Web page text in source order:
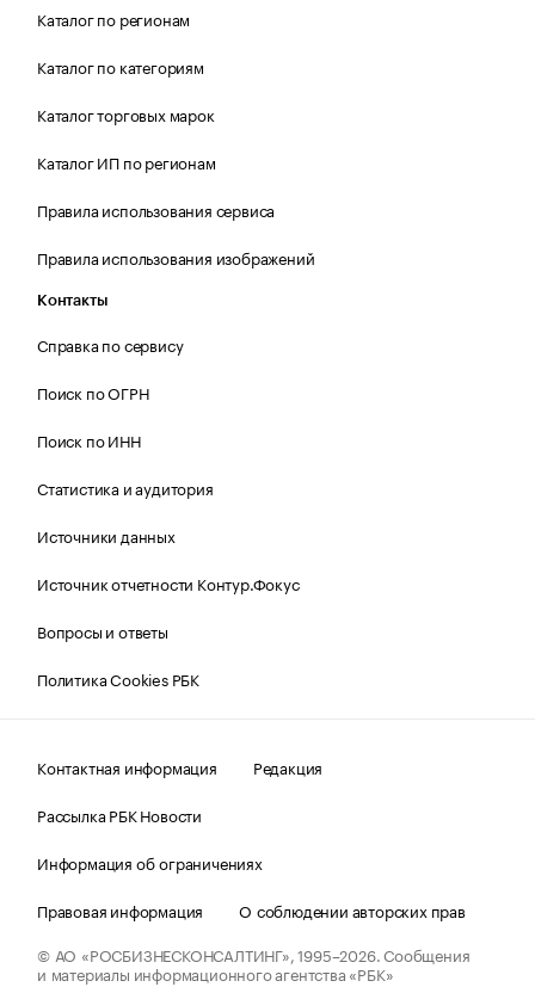
Каталог по регионам
Каталог по категориям
Каталог торговых марок
Каталог ИП по регионам
Правила использования сервиса
Правила использования изображений
Контакты
Справка по сервису
Поиск по ОГРН
Поиск по ИНН
Статистика и аудитория
Источники данных
Источник отчетности Контур.Фокус
Вопросы и ответы
Политика Cookies РБК
Контактная информация
Редакция
Рассылка РБК Новости
Информация об ограничениях
Правовая информация
О соблюдении авторских прав
© АО «РОСБИЗНЕСКОНСАЛТИНГ»,1995–2026.Сообщения
и материалы информационного агентства «РБК»